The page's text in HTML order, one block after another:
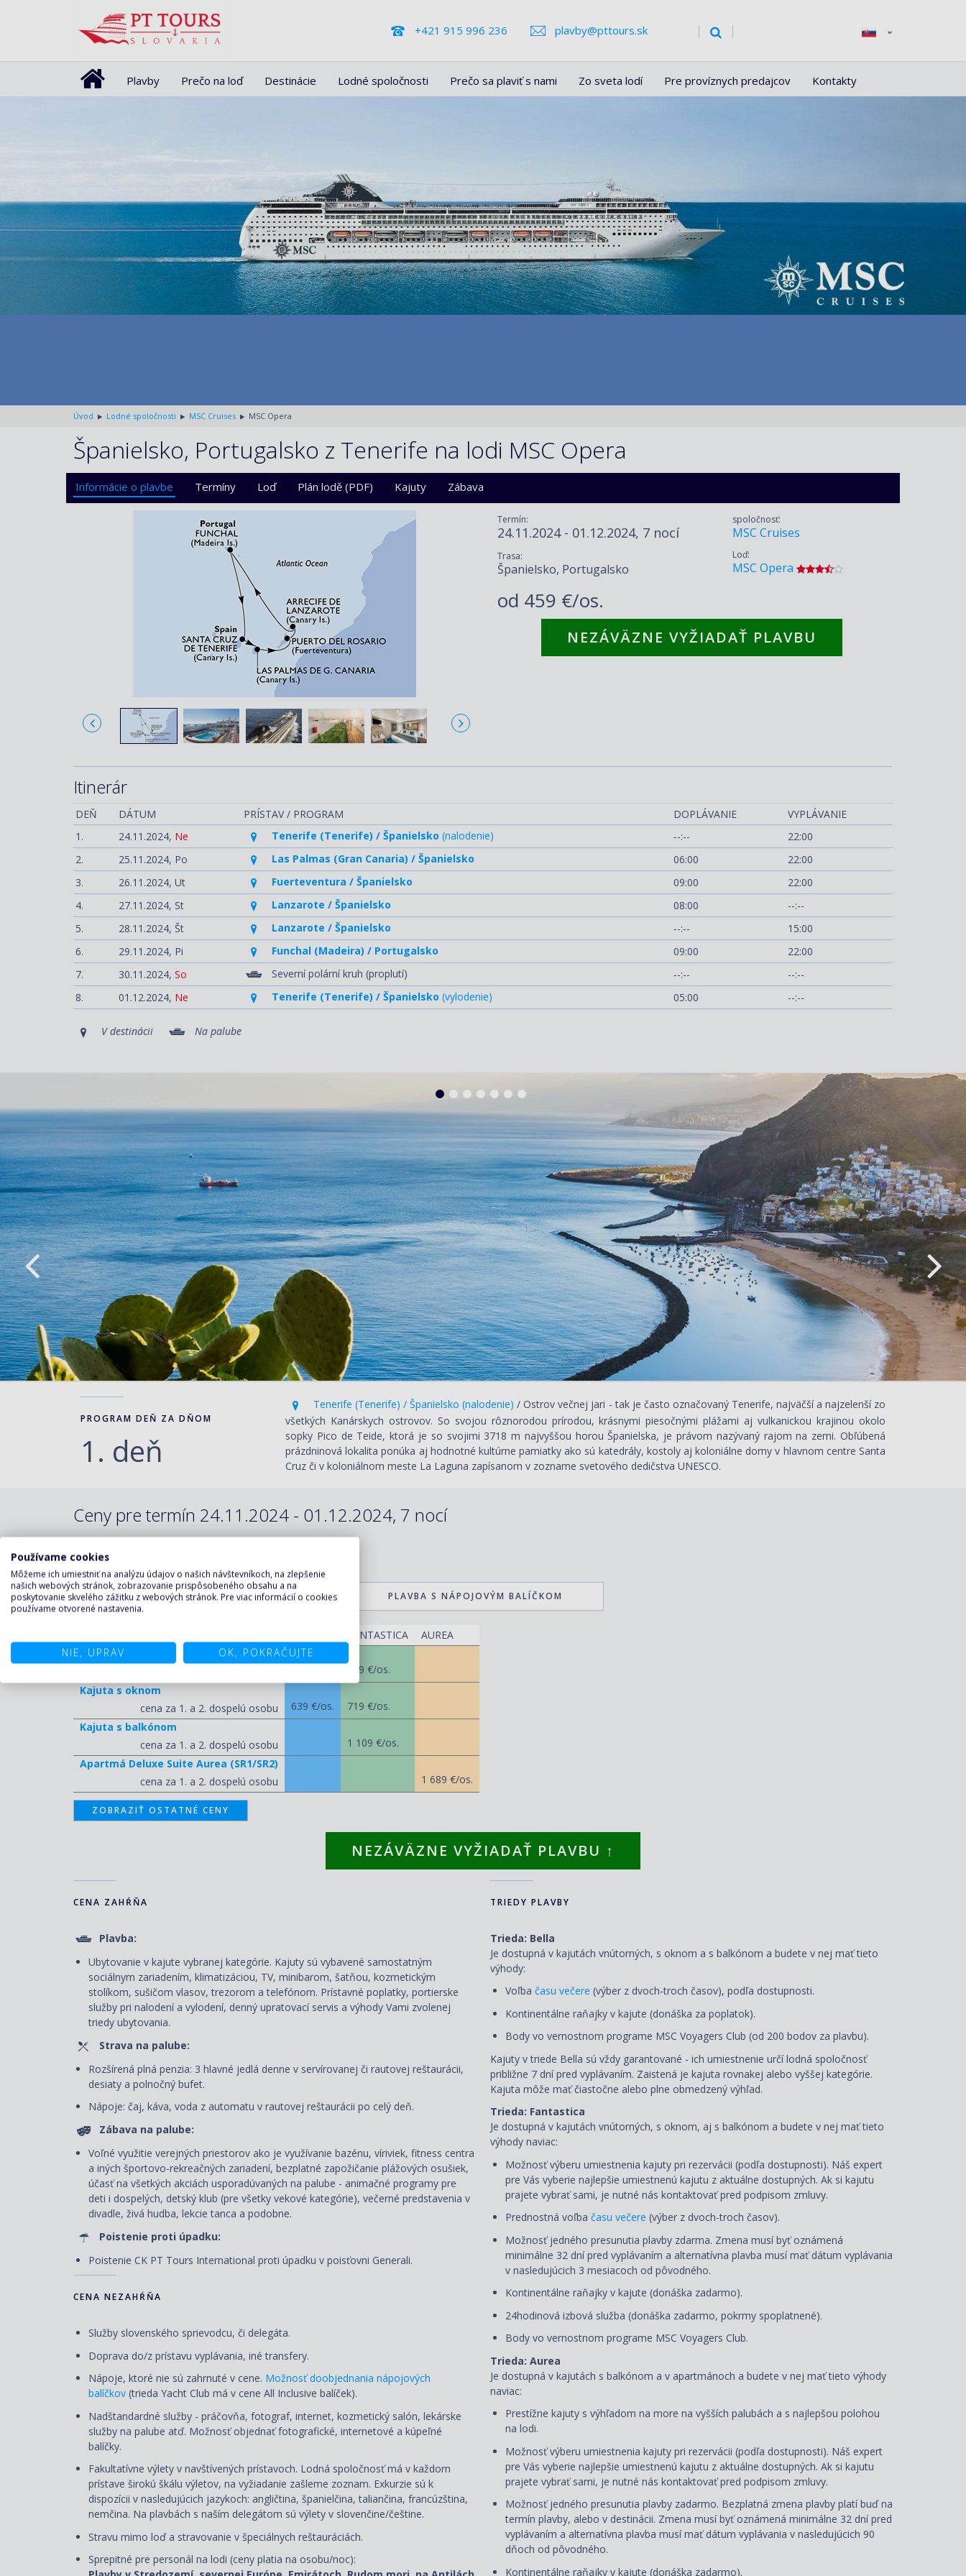
+421 915 996 236 plavby@pttours.sk
Plavby Prečo na loď Destinácie Lodné spoločnosti Prečo sa plaviť s nami Zo sveta lodí Pre províznych predajcov Kontakty
Úvod Lodné spoločnosti MSC Cruises MSC Opera
Španielsko, Portugalsko z Tenerife na lodi MSC Opera
Informácie o plavbe Termíny Loď Plán lodě (PDF) Kajuty Zábava
Termín:
24.11.2024 - 01.12.2024, 7 nocí
Trasa:
Španielsko, Portugalsko
spoločnosť:
MSC Cruises
Loď:
MSC Opera
od 459 €/os.
NEZÁVÄZNE VYŽIADAŤ PLAVBU
Itinerár
DEŇ DÁTUM PRÍSTAV / PROGRAM DOPLÁVANIE
VYPLÁVANIE
1.
24.11.2024, Ne Tenerife (Tenerife) / Španielsko (nalodenie) --:--
22:00
2.
25.11.2024, Po Las Palmas (Gran Canaria) / Španielsko 06:00
22:00
3.
26.11.2024, Ut Fuerteventura / Španielsko 09:00
22:00
4.
27.11.2024, St Lanzarote / Španielsko 08:00
--:--
5.
28.11.2024, Št Lanzarote / Španielsko --:--
15:00
6.
29.11.2024, Pi Funchal (Madeira) / Portugalsko 09:00
22:00
7.
30.11.2024, So Severní polární kruh (proplutí) --:--
--:--
8.
01.12.2024, Ne Tenerife (Tenerife) / Španielsko (vylodenie) 05:00 --:--
V destinácii Na palube
PROGRAM DEŇ ZA DŇOM
1. deň
Tenerife (Tenerife) / Španielsko (nalodenie)/ Ostrov večnej jari - tak je často označovaný Tenerife, najväčší a najzelenší zo
všetkých Kanárskych ostrovov. So svojou rôznorodou prírodou, krásnymi piesočnými plážami aj vulkanickou krajinou okolo
sopky Pico de Teide, ktorá je so svojimi 3718 m najvyššou horou Španielska, je právom nazývaný rajom na zemi. Obľúbená
prázdninová lokalita ponúka aj hodnotné kultúrne pamiatky ako sú katedrály, kostoly aj koloniálne domy v hlavnom centre Santa
Cruz či v koloniálnom meste La Laguna zapísanom v zozname svetového dedičstva UNESCO.
Ceny pre termín 24.11.2024 - 01.12.2024, 7 nocí
Varianty plavby:
LEN PLAVBA PLAVBA S NÁPOJOVÝM BALÍČKOM
FANTASTICA
AUREA
Kajuta vnútorná
519 €/os.
Kajuta s oknom
cena za 1. a 2. dospelú osobu
639 €/os.
719 €/os.
Kajuta s balkónom
cena za 1. a 2. dospelú osobu
1 109 €/os.
Apartmá Deluxe Suite Aurea (SR1/SR2)
cena za 1. a 2. dospelú osobu
1 689 €/os.
ZOBRAZIŤ OSTATNÉ CENY
NEZÁVÄZNE VYŽIADAŤ PLAVBU ↑
CENA ZAHŔŇA
Plavba:
Ubytovanie v kajute vybranej kategórie. Kajuty sú vybavené samostatným
sociálnym zariadením, klimatizáciou, TV, minibarom, šatňou, kozmetickým
stolíkom, sušičom vlasov, trezorom a telefónom. Prístavné poplatky, portierske
služby pri nalodení a vylodení, denný upratovací servis a výhody Vami zvolenej
triedy ubytovania.
Strava na palube:
Rozšírená plná penzia: 3 hlavné jedlá denne v servírovanej či rautovej reštaurácii,
desiaty a polnočný bufet.
Nápoje: čaj, káva, voda z automatu v rautovej reštaurácii po celý deň.
Zábava na palube:
Voľné využitie verejných priestorov ako je využívanie bazénu, víriviek, fitness centra
a iných športovo-rekreačných zariadení, bezplatné zapožičanie plážových osušiek,
účasť na všetkých akciách usporadúvaných na palube - animačné programy pre
deti i dospelých, detský klub (pre všetky vekové kategórie), večerné predstavenia v
divadle, živá hudba, lekcie tanca a podobne.
Poistenie proti úpadku:
Poistenie CK PT Tours International proti úpadku v poisťovni Generali.
CENA NEZAHŔŇA
Služby slovenského sprievodcu, či delegáta.
Doprava do/z prístavu vyplávania, iné transfery.
Nápoje, ktoré nie sú zahrnuté v cene. Možnosť doobjednania nápojových
balíčkov (trieda Yacht Club má v cene All Inclusive balíček).
Nadštandardné služby - práčovňa, fotograf, internet, kozmetický salón, lekárske
služby na palube atď. Možnosť objednať fotografické, internetové a kúpeľné
balíčky.
Fakultatívne výlety v navštívených prístavoch. Lodná spoločnosť má v každom
prístave širokú škálu výletov, na vyžiadanie zašleme zoznam. Exkurzie sú k
dispozícii v nasledujúcich jazykoch: angličtina, španielčina, taliančina, francúzština,
nemčina. Na plavbách s naším delegátom sú výlety v slovenčine/češtine.
Stravu mimo loď a stravovanie v špeciálnych reštauráciách.
Sprepitné pre personál na lodi (ceny platia na osobu/noc):
TRIEDY PLAVBY
Trieda: Bella
Je dostupná v kajutách vnútorných, s oknom a s balkónom a budete v nej mať tieto
výhody:
Voľba času večere (výber z dvoch-troch časov), podľa dostupnosti.
Kontinentálne raňajky v kajute (donáška za poplatok).
Body vo vernostnom programe MSC Voyagers Club (od 200 bodov za plavbu).
Kajuty v triede Bella sú vždy garantované - ich umiestnenie určí lodná spoločnosť
približne 7 dní pred vyplávaním. Zaistená je kajuta rovnakej alebo vyššej kategórie.
Kajuta môže mať čiastočne alebo plne obmedzený výhľad.
Trieda: Fantastica
Je dostupná v kajutách vnútorných, s oknom, aj s balkónom a budete v nej mať tieto
výhody naviac:
Možnosť výberu umiestnenia kajuty pri rezervácii (podľa dostupnosti). Náš expert
pre Vás vyberie najlepšie umiestnenú kajutu z aktuálne dostupných. Ak si kajutu
prajete vybrať sami, je nutné nás kontaktovať pred podpisom zmluvy.
Prednostná voľba času večere (výber z dvoch-troch časov).
Možnosť jedného presunutia plavby zdarma. Zmena musí byť oznámená
minimálne 32 dní pred vyplávaním a alternatívna plavba musí mať dátum vyplávania
v nasledujúcich 3 mesiacoch od pôvodného.
Kontinentálne raňajky v kajute (donáška zadarmo).
24hodinová izbová služba (donáška zadarmo, pokrmy spoplatnené).
Body vo vernostnom programe MSC Voyagers Club.
Trieda: Aurea
Je dostupná v kajutách s balkónom a v apartmánoch a budete v nej mať tieto výhody
naviac:
Prestížne kajuty s výhľadom na more na vyšších palubách a s najlepšou polohou
na lodi.
Možnosť výberu umiestnenia kajuty pri rezervácii (podľa dostupnosti). Náš expert
pre Vás vyberie najlepšie umiestnenú kajutu z aktuálne dostupných. Ak si kajutu
prajete vybrať sami, je nutné nás kontaktovať pred podpisom zmluvy.
Možnosť jedného presunutia plavby zadarmo. Bezplatná zmena plavby platí buď na
termín plavby, alebo v destinácii. Zmena musí byť oznámená minimálne 32 dní pred
vyplávaním a alternatívna plavba musí mať dátum vyplávania v nasledujúcich 90
dňoch od pôvodného.
Kontinentálne raňajky v kajute (donáška zadarmo).
Používame cookies
Môžeme ich umiestniť na analýzu údajov o našich návštevníkoch, na zlepšenie
našich webových stránok, zobrazovanie prispôsobeného obsahu a na
poskytovanie skvelého zážitku z webových stránok. Pre viac informácií o cookies
používame otvorené nastavenia.
NIE, UPRAV OK, POKRAČUJTE